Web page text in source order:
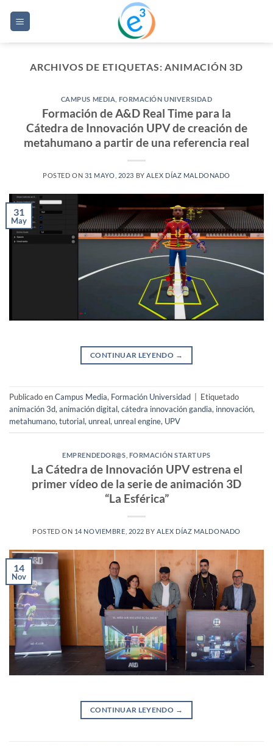
ARCHIVOS DE ETIQUETAS:ANIMACIÓN 3D
CAMPUS MEDIA FORMACIÓN UNIVERSIDAD
Formación de A&D Real Time para la
Cátedra de Innovación UPV de creación de
metahumano a partir de una referencia real
POSTED ON 31 MAYO, 2023 BY ALEX DÍAZ MALDONADO
31
May
CONTINUAR LEYENDO →
Publicado enCampus Media, Formación Universidad
Etiquetado
animación 3d,animación digital,cátedra innovación gandia, innovación,
metahumano,tutorial,unreal,unreal engine, UPV
EMPRENDEDOR@S FORMACIÓN STARTUPS
La Cátedra de Innovación UPV estrena el
primer vídeo de la serie de animación 3D
“La Esférica”
POSTED ON 14 NOVIEMBRE, 2022 BYALEX DÍAZ MALDONADO
14
Nov
CONTINUAR LEYENDO →